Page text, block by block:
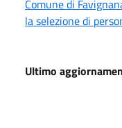
Comune di
la selezione di
Ultimo